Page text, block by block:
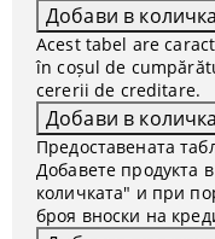
Acest tabel are
în coșul de
cererii de creditare.
Предоставената
Добавете продукта
количката" и при
броя вноски на